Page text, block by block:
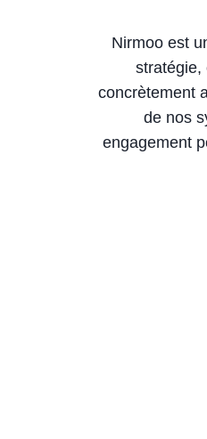
Nirmoo est
stratégie,
concrètement
de nos
engagement